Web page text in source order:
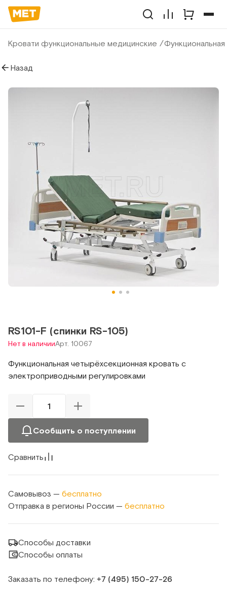
Кровати функциональные медицинские
Назад
RS101-F (спинки RS-105)
Нет в наличииАрт. 10067
Функциональная четырёхсекционная кровать с
электроприводными регулировками
Сообщить о поступлении
Сравнить
Самовывоз — бесплатно
Отправка в регионы России — бесплатно
Способы доставки
Способы оплаты
Заказать по телефону: +7 (495) 150‑27‑26